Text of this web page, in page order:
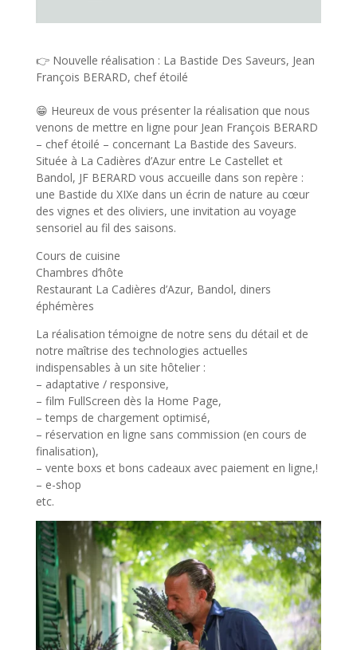
👉 Nouvelle réalisation : La Bastide Des Saveurs, Jean
François BERARD, chef étoilé
😁 Heureux de vous présenter la réalisation que nous
venons de mettre en ligne pour Jean François BERARD
– chef étoilé – concernant La Bastide des Saveurs.
Située à La Cadières d’Azur entre Le Castellet et
Bandol, JF BERARD vous accueille dans son repère :
une Bastide du XIXe dans un écrin de nature au cœur
des vignes et des oliviers, une invitation au voyage
sensoriel au fil des saisons.
Cours de cuisine
Chambres d’hôte
Restaurant La Cadières d’Azur, Bandol, diners
éphémères
La réalisation témoigne de notre sens du détail et de
notre maîtrise des technologies actuelles
indispensables à un site hôtelier :
– adaptative / responsive,
– film FullScreen dès la Home Page,
– temps de chargement optimisé,
– réservation en ligne sans commission (en cours de
finalisation),
– vente boxs et bons cadeaux avec paiement en ligne,!
– e-shop
etc.